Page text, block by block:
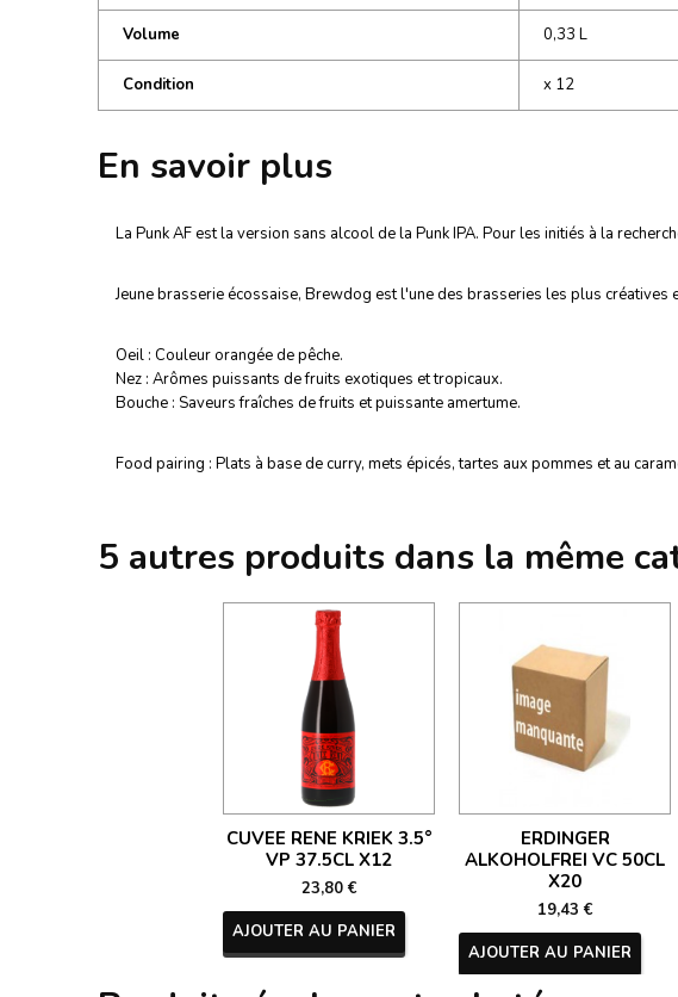
Volume 0,33 L
Condition x 12
En savoir plus
La Punk AF est la version sans alcool de la Punk IPA. Pour les initiés à la
Jeune brasserie écossaise, Brewdog est l'une des brasseries les plus
Oeil : Couleur orangée de pêche.
Nez : Arômes puissants de fruits exotiques et tropicaux.
Bouche : Saveurs fraîches de fruits et puissante amertume.
Food pairing : Plats à base de curry, mets épicés, tartes aux pommes et au
5 autres produits dans la même
CUVEE RENE KRIEK 3.5°
VP 37.5CL X12
23,80 €
AJOUTER AU PANIER
ERDINGER
ALKOHOLFREI VC 50CL
X20
19,43 €
AJOUTER AU PANIER